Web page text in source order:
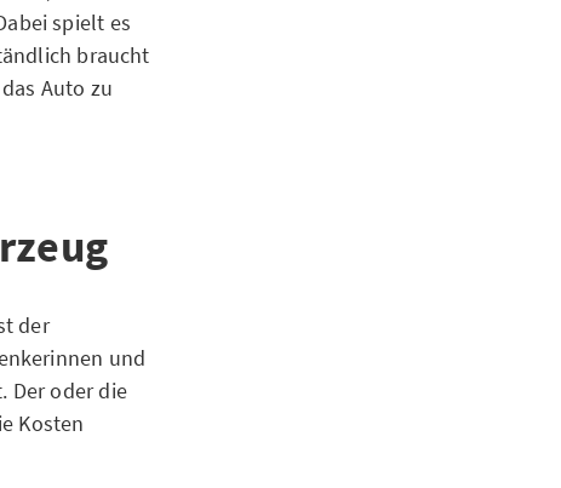
spielt es
braucht
Auto zu
der
und
Der oder die
Kosten